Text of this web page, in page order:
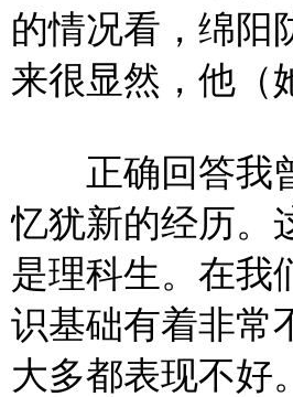
的情况看，绵阳
来很显然，他（
正确回答我曾
忆犹新的经历。
是理科生。在我
识基础有着非常
大多都表现不好